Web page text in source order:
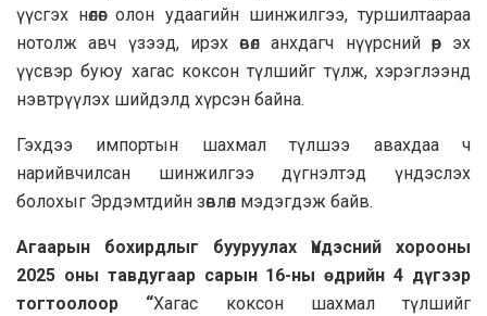
үүсгэх нөлөөг олон удаагийн шинжилгээ, туршилтаараа
нотолж авч үзээд, ирэх өвөл анхдагч нүүрсний өөр эх
үүсвэр буюу хагас коксон түлшийг түлж, хэрэглээнд
нэвтрүүлэх шийдэлд хүрсэн байна.
Гэхдээ импортын шахмал түлшээ авахдаа ч
нарийвчилсан шинжилгээ дүгнэлтэд үндэслэх
болохыг Эрдэмтдийн зөвлөл мэдэгдэж байв.
Агаарын бохирдлыг бууруулах Үндэсний хорооны
2025 оны тавдугаар сарын 16-ны өдрийн 4 дүгээр
тогтоолоор “Хагас коксон шахмал түлшийг